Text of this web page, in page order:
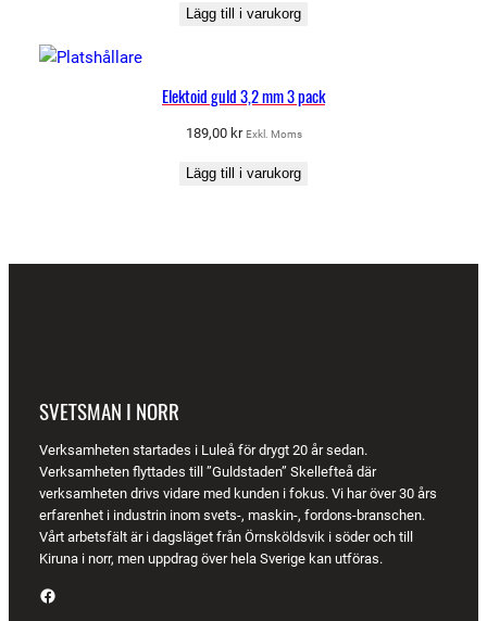
Lägg till i varukorg
Elektoid guld 3,2 mm 3 pack
189,00 kr Exkl. Moms
Lägg till i varukorg
SVETSMAN I NORR
Verksamheten startades i Luleå för drygt 20 år sedan.
Verksamheten flyttades till ”Guldstaden” Skellefteå där
verksamheten drivs vidare med kunden i fokus. Vi har över 30 års
erfarenhet i industrin inom svets-, maskin-, fordons-branschen.
Vårt arbetsfält är i dagsläget från Örnsköldsvik i söder och till
Kiruna i norr, men uppdrag över hela Sverige kan utföras.
Facebook